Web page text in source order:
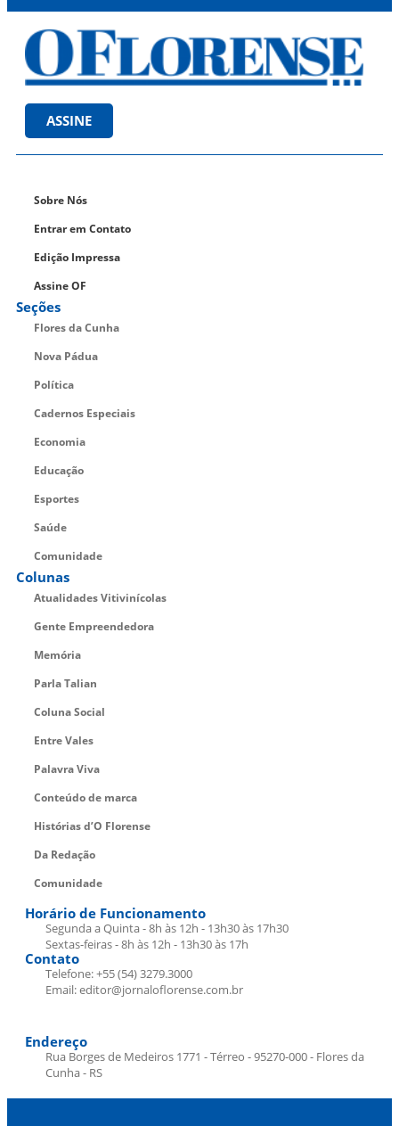
ASSINE
Sobre Nós
Entrar em Contato
Edição Impressa
Assine OF
Seções
Flores da Cunha
Nova Pádua
Política
Cadernos Especiais
Economia
Educação
Esportes
Saúde
Comunidade
Colunas
Atualidades Vitivinícolas
Gente Empreendedora
Memória
Parla Talian
Coluna Social
Entre Vales
Palavra Viva
Conteúdo de marca
Histórias d’O Florense
Da Redação
Comunidade
Horário de Funcionamento
Segunda a Quinta - 8h às 12h - 13h30 às 17h30
Sextas-feiras - 8h às 12h - 13h30 às 17h
Contato
Telefone: +55 (54) 3279.3000
Email: editor@jornaloflorense.com.br
Endereço
Rua Borges de Medeiros 1771 - Térreo - 95270-000 - Flores da
Cunha - RS